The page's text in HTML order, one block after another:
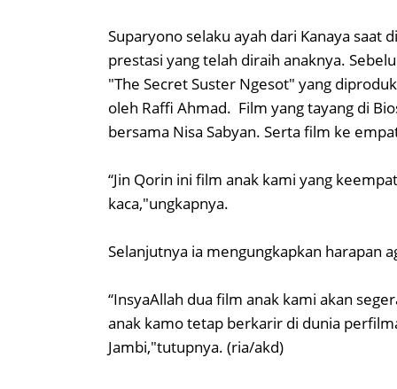
Suparyono selaku ayah dari Kanaya saat
prestasi yang telah diraih anaknya.
"The Secret Suster Ngesot" yang
oleh Raffi Ahmad. Film yang tayang di
bersama Nisa Sabyan. Serta film ke
“Jin Qorin ini film anak kami yang
kaca,"ungkapnya.
Selanjutnya ia mengungkapkan harapan
“InsyaAllah dua film anak kami akan
anak kamo tetap berkarir di dunia
Jambi,"tutupnya. (ria/akd)